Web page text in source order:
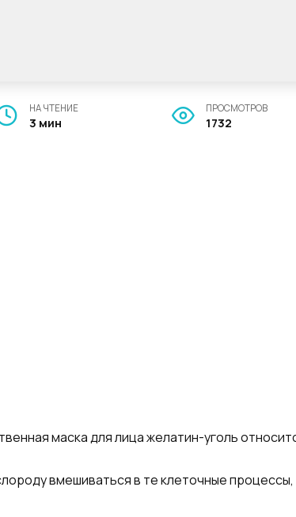
НА ЧТЕНИЕ
3 мин
ПРОСМОТРОВ
1732
маска для лица желатин-уголь
вмешиваться в те клеточные